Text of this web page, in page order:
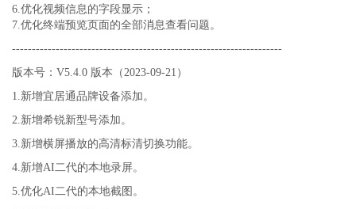
6.优化视频信息的字段显示；
7.优化终端预览页面的全部消息查看问题。
--------------------------------------------------------------------
版本号：V5.4.0 版本（2023-09-21）
1.新增宜居通品牌设备添加。
2.新增希锐新型号添加。
3.新增横屏播放的高清标清切换功能。
4.新增AI二代的本地录屏。
5.优化AI二代的本地截图。